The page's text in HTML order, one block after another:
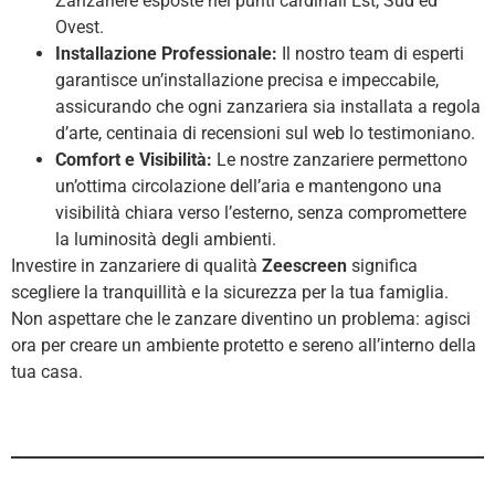
Ovest.
Installazione Professionale: Il nostro team di esperti
garantisce un’installazione precisa e impeccabile,
assicurando che ogni zanzariera sia installata a regola
d’arte, centinaia di recensioni sul web lo testimoniano.
Comfort e Visibilità: Le nostre zanzariere permettono
un’ottima circolazione dell’aria e mantengono una
visibilità chiara verso l’esterno, senza compromettere
la luminosità degli ambienti.
Investire in zanzariere di qualità Zeescreen significa
scegliere la tranquillità e la sicurezza per la tua famiglia.
Non aspettare che le zanzare diventino un problema: agisci
ora per creare un ambiente protetto e sereno all’interno della
tua casa.